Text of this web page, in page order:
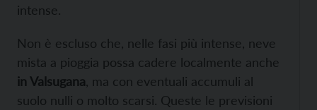
intense.
Non è escluso che, nelle fasi più intense, neve
mista a pioggia possa cadere localmente anche
in Valsugana , ma con eventuali accumuli al
suolo nulli o molto scarsi. Queste le previsioni